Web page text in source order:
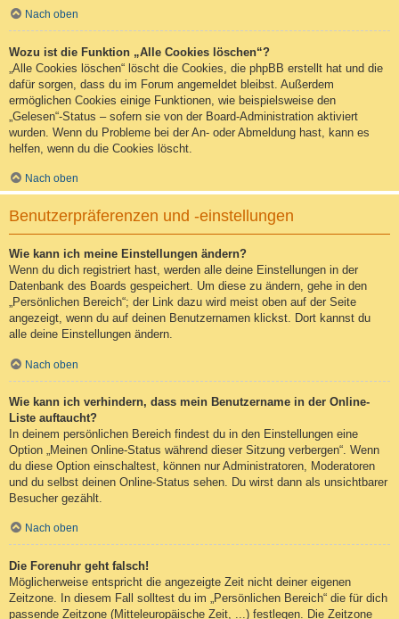
Nach oben
Wozu ist die Funktion „Alle Cookies löschen“?
„Alle Cookies löschen“ löscht die Cookies, die phpBB erstellt hat und die
dafür sorgen, dass du im Forum angemeldet bleibst. Außerdem
ermöglichen Cookies einige Funktionen, wie beispielsweise den
„Gelesen“-Status – sofern sie von der Board-Administration aktiviert
wurden. Wenn du Probleme bei der An- oder Abmeldung hast, kann es
helfen, wenn du die Cookies löscht.
Nach oben
Benutzerpräferenzen und -einstellungen
Wie kann ich meine Einstellungen ändern?
Wenn du dich registriert hast, werden alle deine Einstellungen in der
Datenbank des Boards gespeichert. Um diese zu ändern, gehe in den
„Persönlichen Bereich“; der Link dazu wird meist oben auf der Seite
angezeigt, wenn du auf deinen Benutzernamen klickst. Dort kannst du
alle deine Einstellungen ändern.
Nach oben
Wie kann ich verhindern, dass mein Benutzername in der Online-
Liste auftaucht?
In deinem persönlichen Bereich findest du in den Einstellungen eine
Option „Meinen Online-Status während dieser Sitzung verbergen“. Wenn
du diese Option einschaltest, können nur Administratoren, Moderatoren
und du selbst deinen Online-Status sehen. Du wirst dann als unsichtbarer
Besucher gezählt.
Nach oben
Die Forenuhr geht falsch!
Möglicherweise entspricht die angezeigte Zeit nicht deiner eigenen
Zeitzone. In diesem Fall solltest du im „Persönlichen Bereich“ die für dich
passende Zeitzone (Mitteleuropäische Zeit, ...) festlegen. Die Zeitzone